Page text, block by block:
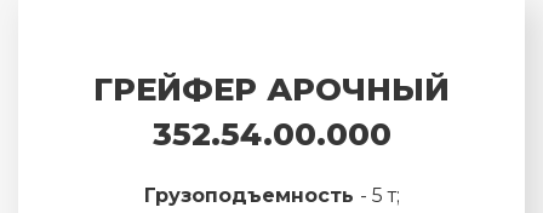
ГРЕЙФЕР АРОЧНЫЙ
352.54.00.000
Грузоподъемность - 5 т;